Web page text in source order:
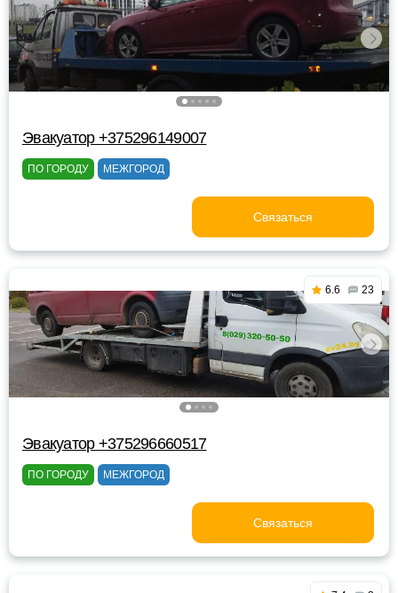
Эвакуатор +375296149007
ПО ГОРОДУ МЕЖГОРОД
Связаться
6.6 23
Эвакуатор +375296660517
ПО ГОРОДУ МЕЖГОРОД
Связаться